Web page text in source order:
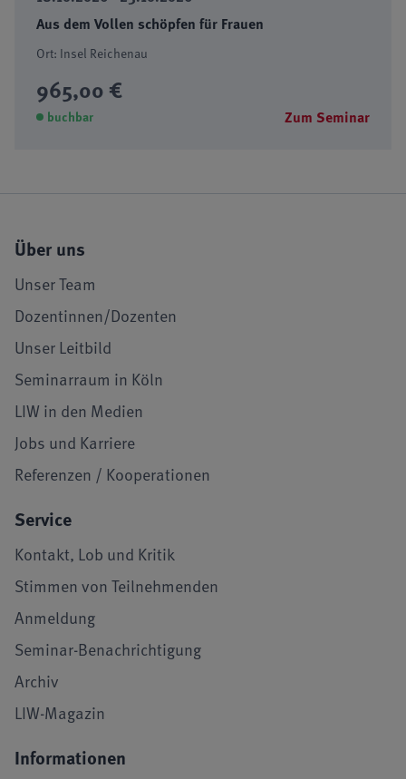
Aus dem Vollen schöpfen für Frauen
Ort: Insel Reichenau
965,00 €
buchbar Zum Seminar
Über uns
Unser Team
Dozentinnen/Dozenten
Unser Leitbild
Seminarraum in Köln
LIW in den Medien
Jobs und Karriere
Referenzen / Kooperationen
Service
Kontakt, Lob und Kritik
Stimmen von Teilnehmenden
Anmeldung
Seminar-Benachrichtigung
Archiv
LIW-Magazin
Informationen